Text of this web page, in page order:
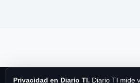
Privacidad en Diario TI. Diario TI mide